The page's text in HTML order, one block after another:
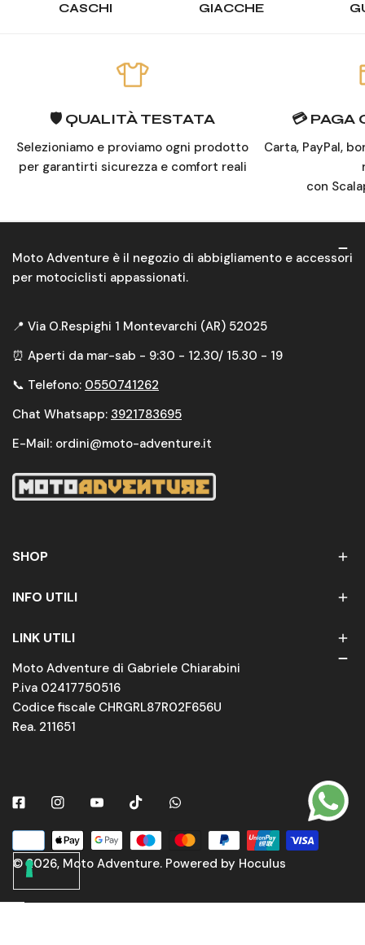
CASCHI GIACCHE
🛡️ QUALITÀ TESTATA
Selezioniamo e proviamo ogni prodotto
per garantirti sicurezza e comfort reali
💳 PAGA
Carta, PayPal,
con
Moto Adventure è il negozio di abbigliamento e accessori
per motociclisti appassionati.
📍 Via O.Respighi 1 Montevarchi (AR) 52025
⏰ Aperti da mar-sab - 9:30 - 12.30/ 15.30 - 19
📞 Telefono: 0550741262
Chat Whatsapp: 3921783695
E-Mail: ordini@moto-adventure.it
SHOP
INFO UTILI
LINK UTILI
Moto Adventure di Gabriele Chiarabini
P.iva 02417750516
Codice fiscale CHRGRL87R02F656U
Rea. 211651
FacebookInstagramYoutubeTiktok
© 2026, Moto Adventure. Powered by Hoculus
di
pagamento